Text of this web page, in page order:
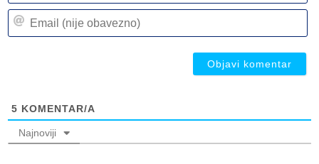
5 KOMENTAR/A
Najnoviji